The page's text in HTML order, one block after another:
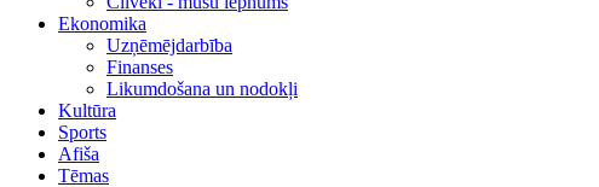
Ekonomika
Uzņēmējdarbība
Finanses
Likumdošana un nodokļi
Kultūra
Sports
Afiša
Tēmas